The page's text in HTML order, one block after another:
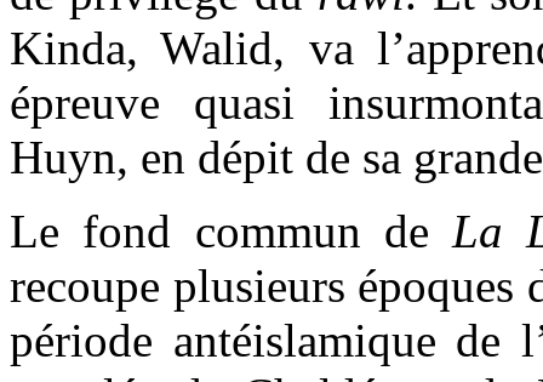
Kinda, Walid, va
épreuve quasi
Huyn, en dépit de sa
Le fond commun de La
recoupe plusieurs époques
période antéislamique de